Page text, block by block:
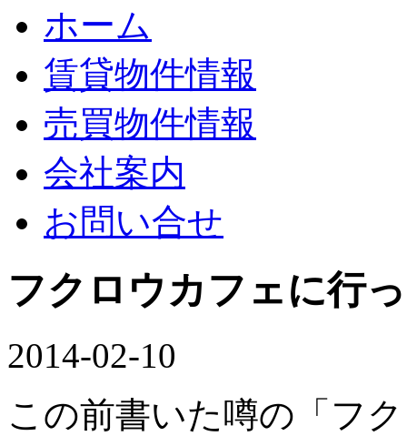
ホーム
賃貸物件情報
売買物件情報
会社案内
お問い合せ
フクロウカフェに行
2014-02-10
この前書いた噂の「フ